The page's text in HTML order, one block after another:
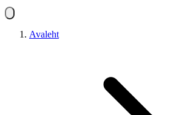
Avaleht